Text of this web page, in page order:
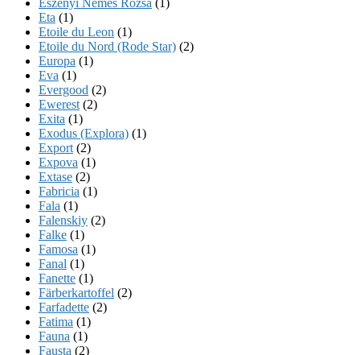
Eta (1)
Etoile du Leon (1)
Etoile du Nord (Rode Star) (2)
Europa (1)
Eva (1)
Evergood (2)
Ewerest (2)
Exita (1)
Exodus (Explora) (1)
Export (2)
Expova (1)
Extase (2)
Fabricia (1)
Fala (1)
Falenskiy (2)
Falke (1)
Famosa (1)
Fanal (1)
Fanette (1)
Färberkartoffel (2)
Farfadette (2)
Fatima (1)
Fauna (1)
Fausta (2)